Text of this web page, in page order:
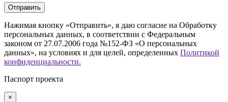
Нажимая кнопку «Отправить», я даю согласие на Обработку
персональных данных, в соответствии с Федеральным
законом от 27.07.2006 года №152-ФЗ «О персональных
данных», на условиях и для целей, определенных Политикой
конфиденциальности.
Паспорт проекта
×